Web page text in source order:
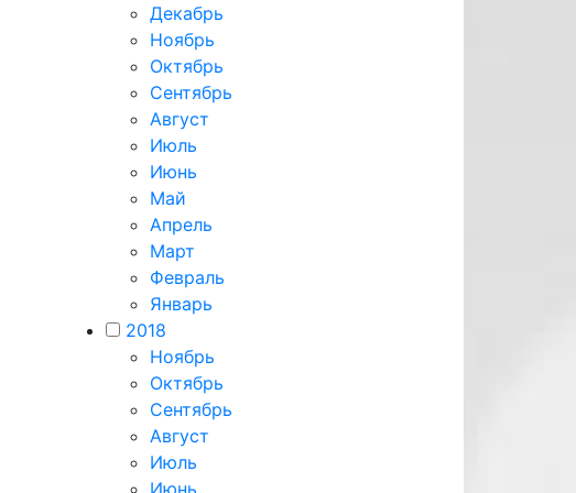
Декабрь
Ноябрь
Октябрь
Сентябрь
Август
Июль
Июнь
Май
Апрель
Март
Февраль
Январь
2018
Ноябрь
Октябрь
Сентябрь
Август
Июль
Июнь